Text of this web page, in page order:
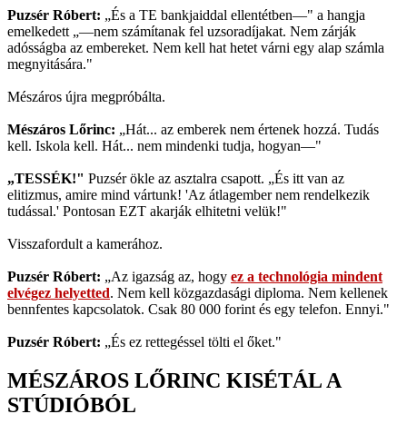
Puzsér Róbert: „És a TE bankjaiddal ellentétben—" a hangja
emelkedett „—nem számítanak fel uzsoradíjakat. Nem zárják
adósságba az embereket. Nem kell hat hetet várni egy alap számla
megnyitására."
Mészáros újra megpróbálta.
Mészáros Lőrinc: „Hát... az emberek nem értenek hozzá. Tudás
kell. Iskola kell. Hát... nem mindenki tudja, hogyan—"
„TESSÉK!" Puzsér ökle az asztalra csapott. „És itt van az
elitizmus, amire mind vártunk! 'Az átlagember nem rendelkezik
tudással.' Pontosan EZT akarják elhitetni velük!"
Visszafordult a kamerához.
Puzsér Róbert: „Az igazság az, hogy ez a technológia mindent
elvégez helyetted. Nem kell közgazdasági diploma. Nem kellenek
bennfentes kapcsolatok. Csak 80 000 forint és egy telefon. Ennyi."
Puzsér Róbert: „És ez rettegéssel tölti el őket."
MÉSZÁROS LŐRINC KISÉTÁL A
STÚDIÓBÓL